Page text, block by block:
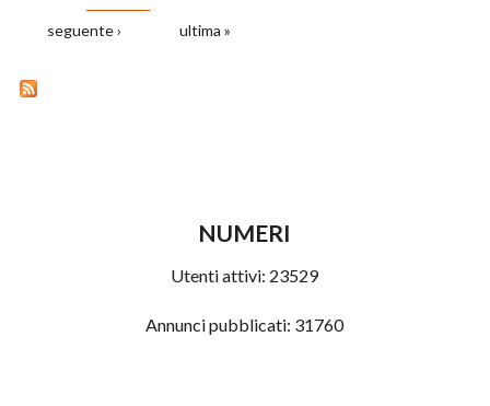
seguente › ultima »
NUMERI
Utenti attivi: 23529
Annunci pubblicati: 31760